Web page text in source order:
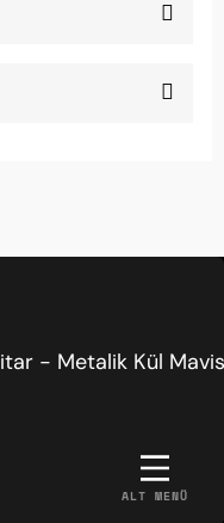
ALT MENÜ